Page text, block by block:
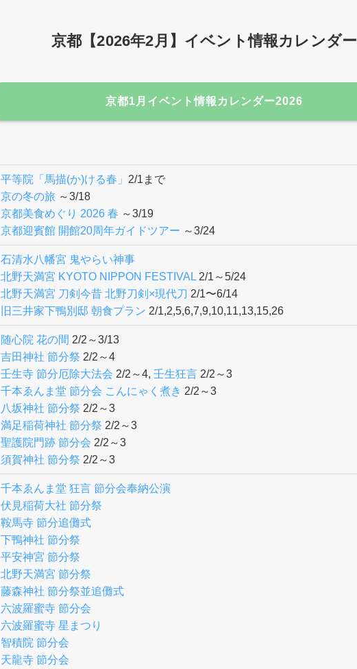
京都【2026年2月】イベント情報カレンダー
京都1月イベント情報カレンダー2026
平等院「馬描(か)ける春」 2/1まで
京の冬の旅 ～3/18
京都美食めぐり 2026 春 ～3/19
京都迎賓館 開館20周年ガイドツアー ～3/24
石清水八幡宮 鬼やらい神事
北野天満宮 KYOTO NIPPON FESTIVAL 2/1～5/24
北野天満宮 刀剣今昔 北野刀剣×現代刀 2/1〜6/14
旧三井家下鴨別邸 朝食プラン 2/1,2,5,6,7,9,10,11,13,15,26
随心院 花の間 2/2～3/13
吉田神社 節分祭 2/2～4
壬生寺 節分厄除大法会 2/2～4, 壬生狂言 2/2～3
千本ゑんま堂 節分会 こんにゃく煮き 2/2～3
八坂神社 節分祭 2/2～3
満足稲荷神社 節分祭 2/2～3
聖護院門跡 節分会 2/2～3
須賀神社 節分祭 2/2～3
千本ゑんま堂 狂言 節分会奉納公演
伏見稲荷大社 節分祭
鞍馬寺 節分追儺式
下鴨神社 節分祭
平安神宮 節分祭
北野天満宮 節分祭
藤森神社 節分祭並追儺式
六波羅蜜寺 節分会
六波羅蜜寺 星まつり
智積院 節分会
天龍寺 節分会